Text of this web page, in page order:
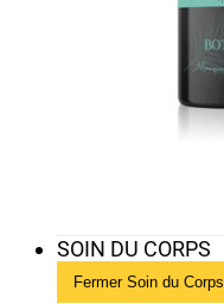
SOIN DU CORPS
Fermer Soin du Corps